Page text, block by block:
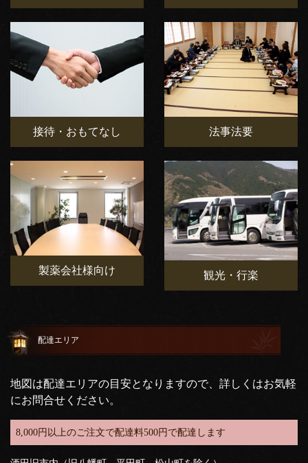
接待・おもてなし 法事法要
製薬会社様向け 観光・行楽
配達エリア
地図は配達エリアの目安となりますので、詳しくはお気軽
にお問合せください。
8,000円以上のご注文で配達料500円で配達します